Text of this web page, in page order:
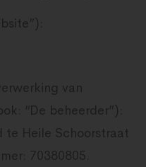
van
“De beheerder”):
te Heile Schoorstraat
70380805.